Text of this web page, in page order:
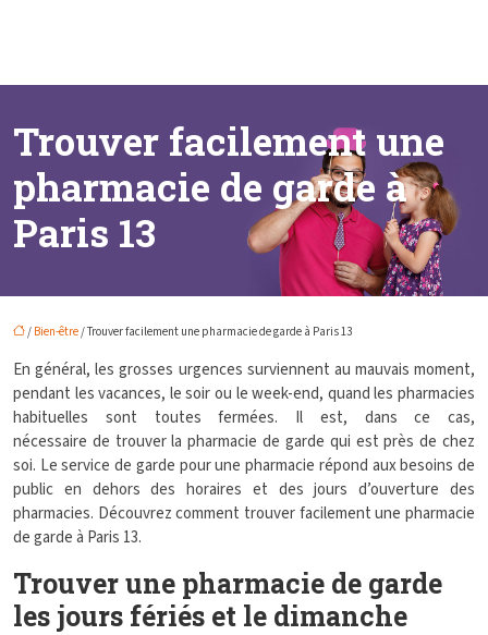
Trouver facilement une
pharmacie de garde à
Paris 13
/ Bien-être/ Trouver facilement une pharmacie de garde à Paris 13
En général, les grosses urgences surviennent au mauvais moment,
pendant les vacances, le soir ou le week-end, quand les pharmacies
habituelles sont toutes fermées. Il est, dans ce cas,
nécessaire de trouver la pharmacie de garde qui est près de chez
soi. Le service de garde pour une pharmacie répond aux besoins de
public en dehors des horaires et des jours d’ouverture des
pharmacies. Découvrez comment trouver facilement une pharmacie
de garde à Paris 13.
Trouver une pharmacie de garde
les jours fériés et le dimanche